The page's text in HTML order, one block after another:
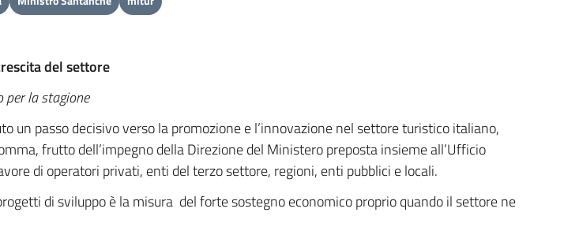
del settore
per la stagione
passo decisivo verso la promozione e l’innovazione nel settore turistico italiano,
frutto dell’impegno della Direzione del Ministero preposta insieme all’Ufficio
di operatori privati, enti del terzo settore, regioni, enti pubblici e locali.
di sviluppo è la misura del forte sostegno economico proprio quando il settore ne